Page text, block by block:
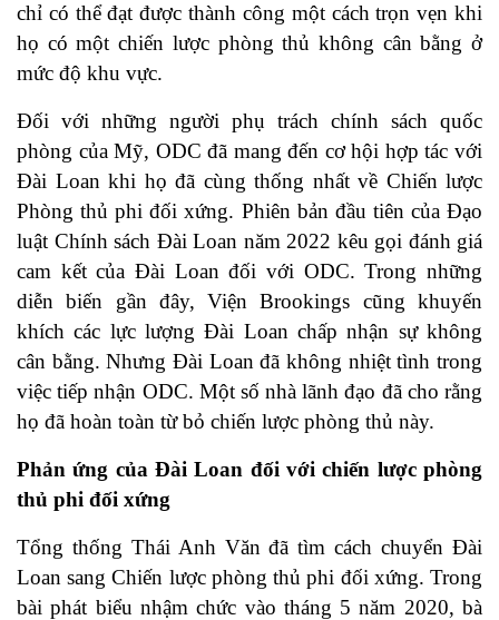
chỉ có thể đạt được thành công một cách trọn vẹn khi
họ có một chiến lược phòng thủ không cân bằng ở
mức độ khu vực.
Đối với những người phụ trách chính sách quốc
phòng của Mỹ, ODC đã mang đến cơ hội hợp tác với
Đài Loan khi họ đã cùng thống nhất về Chiến lược
Phòng thủ phi đối xứng. Phiên bản đầu tiên của Đạo
luật Chính sách Đài Loan năm 2022 kêu gọi đánh giá
cam kết của Đài Loan đối với ODC. Trong những
diễn biến gần đây, Viện Brookings cũng khuyến
khích các lực lượng Đài Loan chấp nhận sự không
cân bằng. Nhưng Đài Loan đã không nhiệt tình trong
việc tiếp nhận ODC. Một số nhà lãnh đạo đã cho rằng
họ đã hoàn toàn từ bỏ chiến lược phòng thủ này.
Phản ứng của Đài Loan đối với chiến lược phòng
thủ phi đối xứng
Tổng thống Thái Anh Văn đã tìm cách chuyển Đài
Loan sang Chiến lược phòng thủ phi đối xứng. Trong
bài phát biểu nhậm chức vào tháng 5 năm 2020, bà